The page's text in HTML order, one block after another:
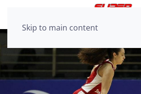
Skip to main content